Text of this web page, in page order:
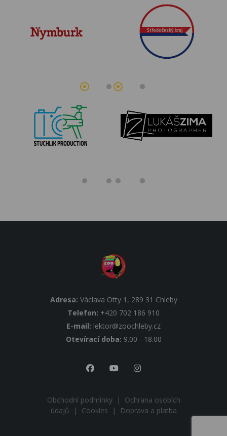
Adresa: Václava Otty 1, 289 31 Chleby
Telefon: +420 702 186 910
E-mail: lektor@zoochleby.cz
Otevírací doba: 9.00 - 18.00
Obchodní podmínky |
Ochrana osobích
údajů
| Cookies | Doprava a platba